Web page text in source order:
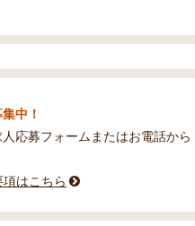
中！
応募フォームまたはお電話から
はこちら